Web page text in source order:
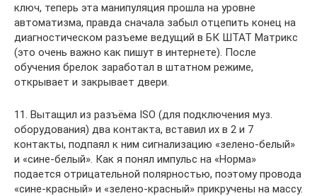
ключ, теперь эта манипуляция прошла на уровне
автоматизма, правда сначала забыл отцепить конец на
диагностическом разъеме ведущий в БК ШТАТ Матрикс
(это очень важно как пишут в интернете). После
обучения брелок заработал в штатном режиме,
открывает и закрывает двери.
11. Вытащил из разъёма ISO (для подключения муз.
оборудования) два контакта, вставил их в 2 и 7
контакты, подпаял к ним сигнализацию «зелено-белый»
и «сине-белый». Как я понял импульс на «Норма»
подается отрицательной полярностью, поэтому провода
«сине-красный» и «зелено-красный» прикручены на массу.